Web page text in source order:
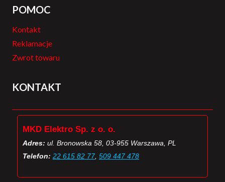
POMOC
Kontakt
Reklamacje
Zwrot towaru
KONTAKT
MKD Elektro Sp. z o. o.
Adres: ul. Bronowska 58, 03-955 Warszawa, PL
Telefon: 22 615 82 77, 509 447 478